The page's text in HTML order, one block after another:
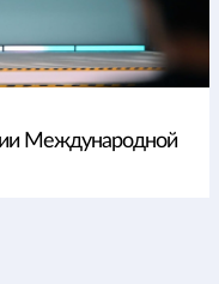
Международной